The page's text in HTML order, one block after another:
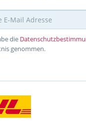
die
genommen.